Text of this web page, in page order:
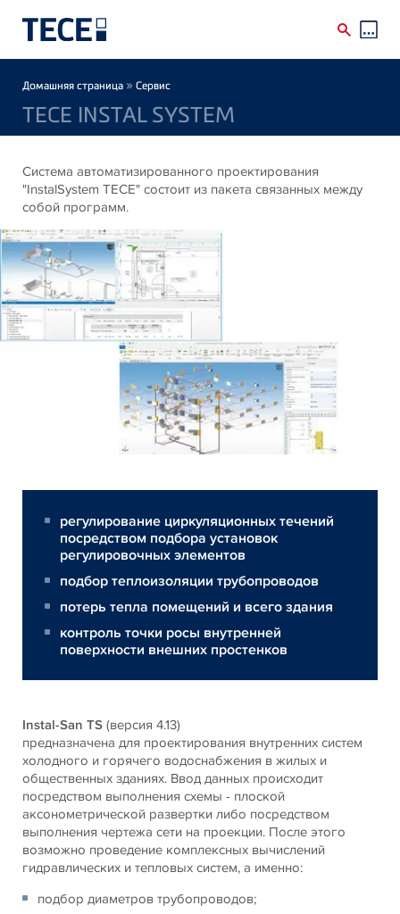
Breadcrumb
Домашняя страница » Сервис
TECE INSTAL SYSTEM
Система автоматизированного проектирования
"InstalSystem TECE" состоит из пакета связанных между
собой программ.
регулирование циркуляционных течений
посредством подбора установок
регулировочных элементов
подбор теплоизоляции трубопроводов
потерь тепла помещений и всего здания
контроль точки росы внутренней
поверхности внешних простенков
Instal-San ТS(версия 4.13)
предназначена для проектирования внутренних систем
холодного и горячего водоснабжения в жилых и
общественных зданиях. Ввод данных происходит
посредством выполнения схемы - плоской
аксонометрической развертки либо посредством
выполнения чертежа сети на проекции. После этого
возможно проведение комплексных вычислений
гидравлических и тепловых систем, а именно:
подбор диаметров трубопроводов;